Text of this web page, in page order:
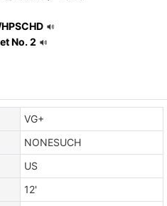
No. 2
VG+
NONESUCH
US
12'